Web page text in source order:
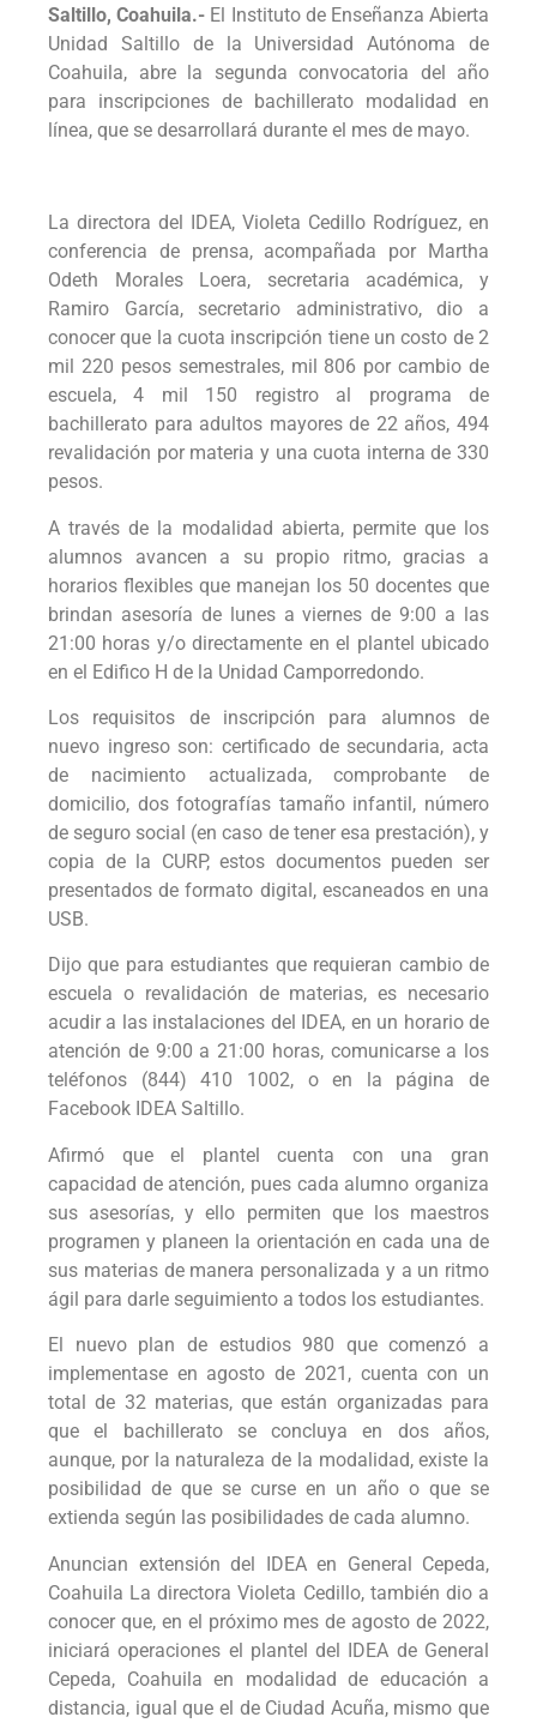
Saltillo, Coahuila.- El Instituto de Enseñanza Abierta
Unidad Saltillo de la Universidad Autónoma de
Coahuila, abre la segunda convocatoria del año
para inscripciones de bachillerato modalidad en
línea, que se desarrollará durante el mes de mayo.
La directora del IDEA, Violeta Cedillo Rodríguez, en
conferencia de prensa, acompañada por Martha
Odeth Morales Loera, secretaria académica, y
Ramiro García, secretario administrativo, dio a
conocer que la cuota inscripción tiene un costo de 2
mil 220 pesos semestrales, mil 806 por cambio de
escuela, 4 mil 150 registro al programa de
bachillerato para adultos mayores de 22 años, 494
revalidación por materia y una cuota interna de 330
pesos.
A través de la modalidad abierta, permite que los
alumnos avancen a su propio ritmo, gracias a
horarios flexibles que manejan los 50 docentes que
brindan asesoría de lunes a viernes de 9:00 a las
21:00 horas y/o directamente en el plantel ubicado
en el Edifico H de la Unidad Camporredondo.
Los requisitos de inscripción para alumnos de
nuevo ingreso son: certificado de secundaria, acta
de nacimiento actualizada, comprobante de
domicilio, dos fotografías tamaño infantil, número
de seguro social (en caso de tener esa prestación), y
copia de la CURP, estos documentos pueden ser
presentados de formato digital, escaneados en una
USB.
Dijo que para estudiantes que requieran cambio de
escuela o revalidación de materias, es necesario
acudir a las instalaciones del IDEA, en un horario de
atención de 9:00 a 21:00 horas, comunicarse a los
teléfonos (844) 410 1002, o en la página de
Facebook IDEA Saltillo.
Afirmó que el plantel cuenta con una gran
capacidad de atención, pues cada alumno organiza
sus asesorías, y ello permiten que los maestros
programen y planeen la orientación en cada una de
sus materias de manera personalizada y a un ritmo
ágil para darle seguimiento a todos los estudiantes.
El nuevo plan de estudios 980 que comenzó a
implementase en agosto de 2021, cuenta con un
total de 32 materias, que están organizadas para
que el bachillerato se concluya en dos años,
aunque, por la naturaleza de la modalidad, existe la
posibilidad de que se curse en un año o que se
extienda según las posibilidades de cada alumno.
Anuncian extensión del IDEA en General Cepeda,
Coahuila La directora Violeta Cedillo, también dio a
conocer que, en el próximo mes de agosto de 2022,
iniciará operaciones el plantel del IDEA de General
Cepeda, Coahuila en modalidad de educación a
distancia, igual que el de Ciudad Acuña, mismo que